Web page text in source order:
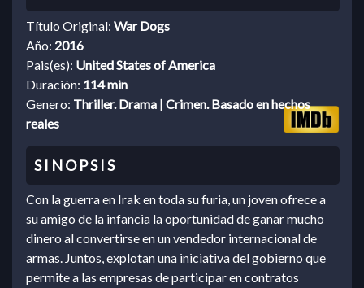
Título Original: War Dogs
Año: 2016
Pais(es): United States of America
Duración: 114 min
Genero: Thriller. Drama | Crimen. Basado en hechos
reales
Con la guerra en Irak en toda su furia, un joven ofrece a
su amigo de la infancia la oportunidad de ganar mucho
dinero al convertirse en un vendedor internacional de
armas. Juntos, explotan una iniciativa del gobierno que
permite a las empresas de participar en contratos